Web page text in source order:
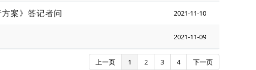
案》答记者问 2021-11-10
2021-11-09
上一页 1 2 3 4 下一页